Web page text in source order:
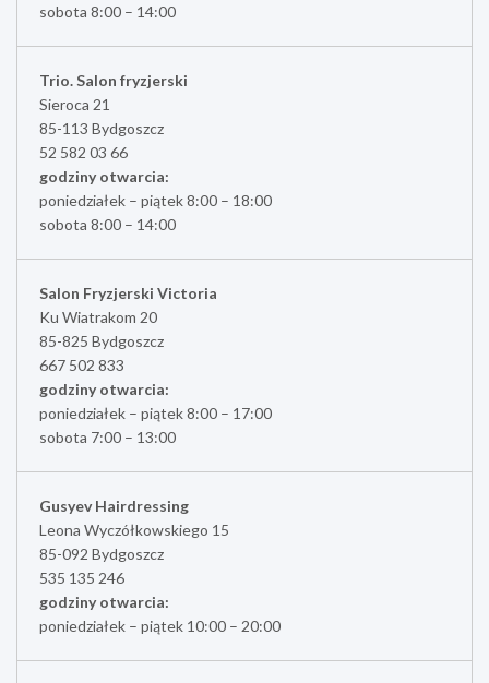
sobota 8:00 – 14:00
Trio. Salon fryzjerski
Sieroca 21
85-113 Bydgoszcz
52 582 03 66
godziny otwarcia:
poniedziałek – piątek 8:00 – 18:00
sobota 8:00 – 14:00
Salon Fryzjerski Victoria
Ku Wiatrakom 20
85-825 Bydgoszcz
667 502 833
godziny otwarcia:
poniedziałek – piątek 8:00 – 17:00
sobota 7:00 – 13:00
Gusyev Hairdressing
Leona Wyczółkowskiego 15
85-092 Bydgoszcz
535 135 246
godziny otwarcia:
poniedziałek – piątek 10:00 – 20:00